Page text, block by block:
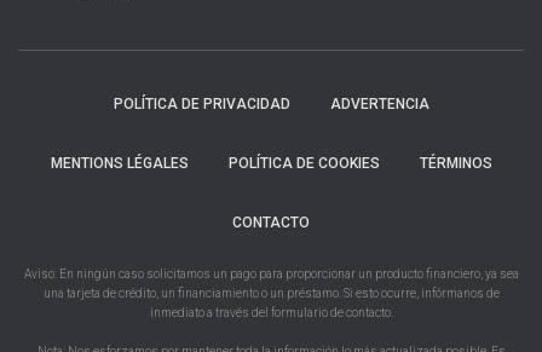
POLÍTICA DE PRIVACIDAD ADVERTENCIA
MENTIONS LÉGALES POLÍTICA DE COOKIES TÉRMINOS
CONTACTO
Aviso: En ningún caso solicitamos un pago para proporcionar un producto financiero, ya sea
una tarjeta de crédito, un financiamiento o un préstamo. Si esto ocurre, infórmanos de
inmediato a través del formulario de contacto.